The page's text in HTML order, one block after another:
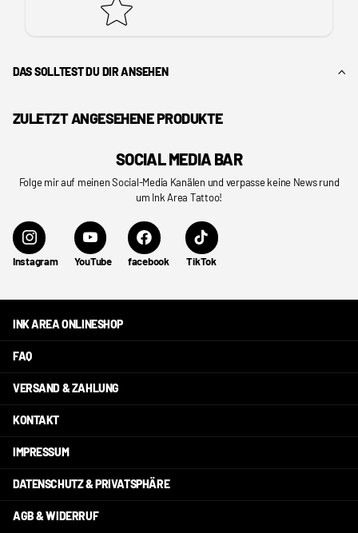
DAS SOLLTEST DU DIR ANSEHEN
ZULETZT ANGESEHENE PRODUKTE
SOCIAL MEDIA BAR
Folge mir auf meinen Social-Media Kanälen und verpasse keine News rund
um Ink Area Tattoo!
Instagram YouTube facebook TikTok
INK AREA ONLINESHOP
FAQ
VERSAND & ZAHLUNG
KONTAKT
IMPRESSUM
DATENSCHUTZ & PRIVATSPHÄRE
AGB & WIDERRUF